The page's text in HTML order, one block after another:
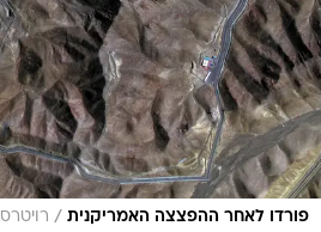
פורדו לאחר ההפצצה האמריקנית / רויטרס